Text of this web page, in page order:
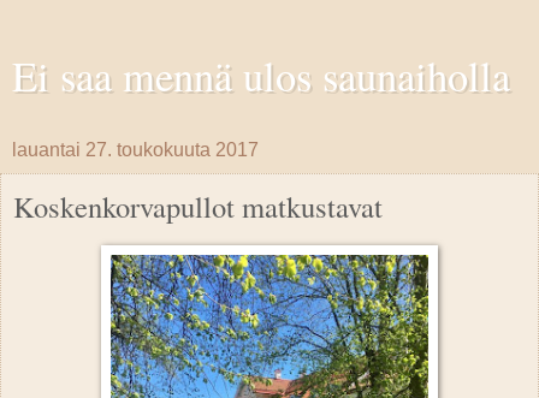
Ei saa mennä ulos saunaiholla
lauantai 27. toukokuuta 2017
Koskenkorvapullot matkustavat